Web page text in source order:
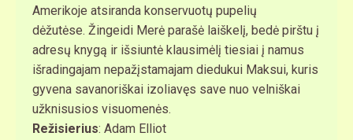
Amerikoje atsiranda konservuotų pupelių
dėžutėse. Žingeidi Merė parašė laiškelį, bedė pirštu į
adresų knygą ir išsiuntė klausimėlį tiesiai į namus
išradingajam nepažįstamajam diedukui Maksui, kuris
gyvena savanoriškai izoliavęs save nuo velniškai
užknisusios visuomenės.
Režisierius: Adam Elliot